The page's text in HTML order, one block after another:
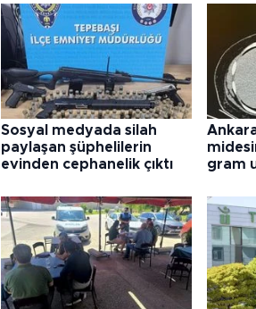
Sosyal medyada silah
paylaşan şüphelilerin
evinden cephanelik çıktı
gram